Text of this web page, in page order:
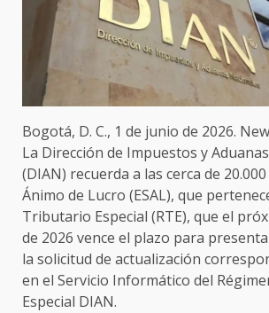
Bogotá, D. C., 1 de junio de 2026.
La Dirección de Impuestos y
(DIAN) recuerda a las cerca de
Ánimo de Lucro (ESAL), que
Tributario Especial (RTE), que el
de 2026 vence el plazo para
la solicitud de actualización
en el Servicio Informático del
Especial DIAN.